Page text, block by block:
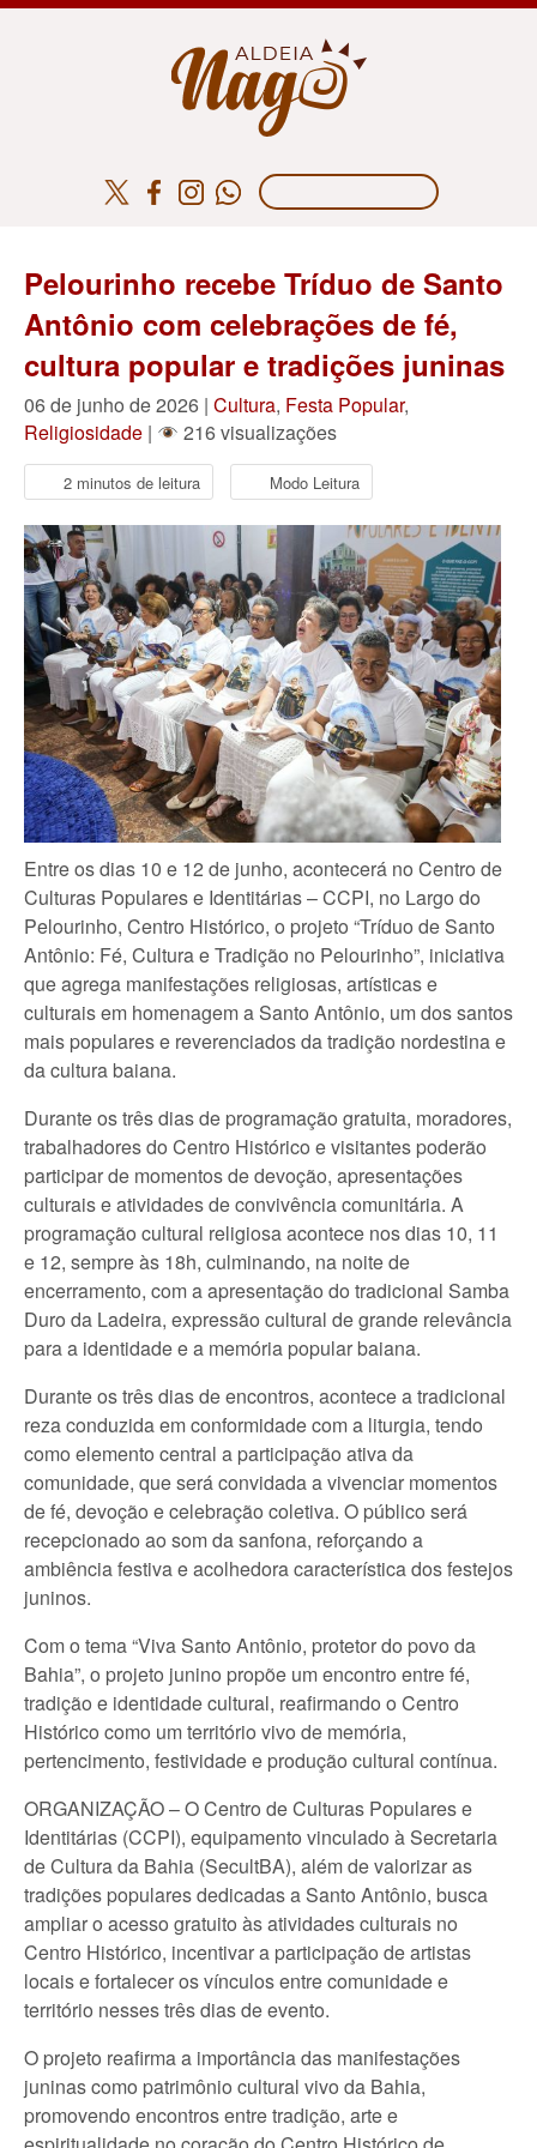
Pelourinho recebe Tríduo de Santo
Antônio com celebrações de fé,
cultura popular e tradições juninas
06 de junho de 2026 | Cultura, Festa Popular,
Religiosidade | 216 visualizações
2 minutos de leitura Modo Leitura
Entre os dias 10 e 12 de junho, acontecerá no Centro de
Culturas Populares e Identitárias – CCPI, no Largo do
Pelourinho, Centro Histórico, o projeto “Tríduo de Santo
Antônio: Fé, Cultura e Tradição no Pelourinho”, iniciativa
que agrega manifestações religiosas, artísticas e
culturais em homenagem a Santo Antônio, um dos santos
mais populares e reverenciados da tradição nordestina e
da cultura baiana.
Durante os três dias de programação gratuita, moradores,
trabalhadores do Centro Histórico e visitantes poderão
participar de momentos de devoção, apresentações
culturais e atividades de convivência comunitária. A
programação cultural religiosa acontece nos dias 10, 11
e 12, sempre às 18h, culminando, na noite de
encerramento, com a apresentação do tradicional Samba
Duro da Ladeira, expressão cultural de grande relevância
para a identidade e a memória popular baiana.
Durante os três dias de encontros, acontece a tradicional
reza conduzida em conformidade com a liturgia, tendo
como elemento central a participação ativa da
comunidade, que será convidada a vivenciar momentos
de fé, devoção e celebração coletiva. O público será
recepcionado ao som da sanfona, reforçando a
ambiência festiva e acolhedora característica dos festejos
juninos.
Com o tema “Viva Santo Antônio, protetor do povo da
Bahia”, o projeto junino propõe um encontro entre fé,
tradição e identidade cultural, reafirmando o Centro
Histórico como um território vivo de memória,
pertencimento, festividade e produção cultural contínua.
ORGANIZAÇÃO – O Centro de Culturas Populares e
Identitárias (CCPI), equipamento vinculado à Secretaria
de Cultura da Bahia (SecultBA), além de valorizar as
tradições populares dedicadas a Santo Antônio, busca
ampliar o acesso gratuito às atividades culturais no
Centro Histórico, incentivar a participação de artistas
locais e fortalecer os vínculos entre comunidade e
território nesses três dias de evento.
O projeto reafirma a importância das manifestações
juninas como patrimônio cultural vivo da Bahia,
promovendo encontros entre tradição, arte e